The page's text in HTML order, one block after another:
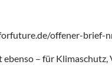
offener-brief-
– für Klimaschutz,